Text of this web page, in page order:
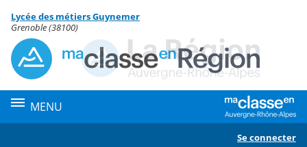
Menu de la rubrique
Contenu
Lycée des métiers Guynemer
Grenoble (38100)
MENU
Se connecter